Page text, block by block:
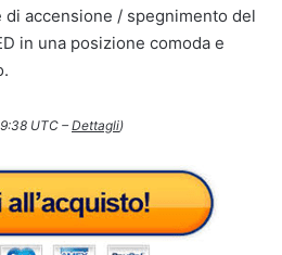
accensione / spegnimento del
in una posizione comoda e
UTC –Dettagli)